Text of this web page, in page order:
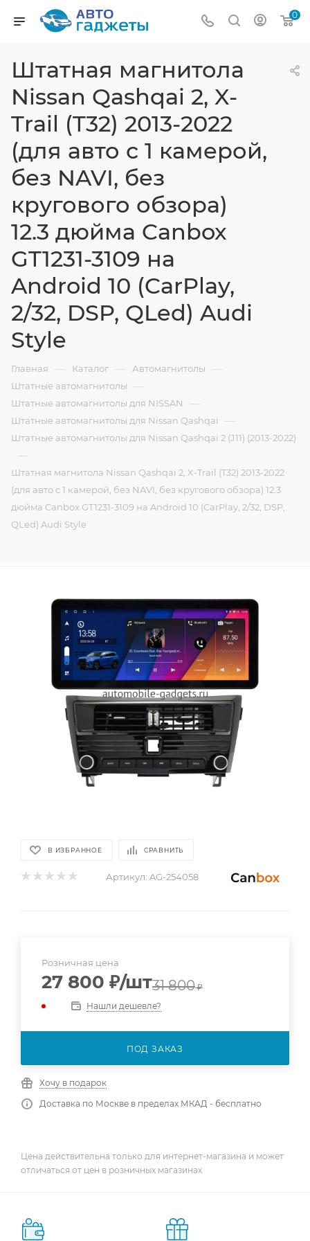
0
Штатная магнитола
Nissan Qashqai 2, X-
Trail (T32) 2013-2022
(для авто с 1 камерой,
без NAVI, без
кругового обзора)
12.3 дюйма Canbox
GT1231-3109 на
Android 10 (CarPlay,
2/32, DSP, QLed) Audi
Style
Главная — Каталог — Автомагнитолы —
Штатные автомагнитолы —
Штатные автомагнитолы для NISSAN —
Штатные автомагнитолы для Nissan Qashqai —
Штатные автомагнитолы для Nissan Qashqai 2 (J11) (2013-2022)
—
Штатная магнитола Nissan Qashqai 2, X-Trail (T32) 2013-2022
(для авто с 1 камерой, без NAVI, без кругового обзора) 12.3
дюйма Canbox GT1231-3109 на Android 10 (CarPlay, 2/32, DSP,
QLed) Audi Style
В ИЗБРАННОЕ СРАВНИТЬ
Артикул: AG-254058
Розничная цена
27 800 ₽/шт31 800₽
Нашли дешевле?
ПОД ЗАКАЗ
Хочу в подарок
Доставка по Москве в пределах МКАД - бесплатно
Цена действительна только для интернет-магазина и может
отличаться от цен в розничных магазинах